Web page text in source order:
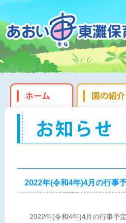
2022年(令和4年)4月の行事
2022年(令和4年)4月の行事予